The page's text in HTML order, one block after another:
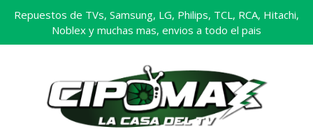
Repuestos de TVs, Samsung, LG, Philips, TCL, RCA, Hitachi,
Noblex y muchas mas, envios a todo el pais